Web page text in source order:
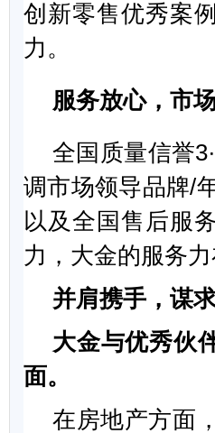
创新零售优秀案
力。
服务放心，市
全国质量信誉
调市场领导品牌/
以及全国售后服
力，大金的服务力
并肩携手，谋
大金与优秀伙
面。
在房地产方面